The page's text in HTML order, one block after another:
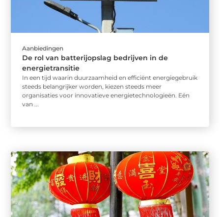
Aanbiedingen
De rol van batterijopslag bedrijven in de
energietransitie
In een tijd waarin duurzaamheid en efficiënt energiegebruik
steeds belangrijker worden, kiezen steeds meer
organisaties voor innovatieve energietechnologieën. Eén
van ...